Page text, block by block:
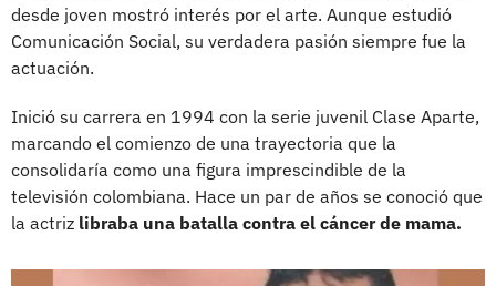
desde joven mostró interés por el arte. Aunque estudió
Comunicación Social, su verdadera pasión siempre fue la
actuación.
Inició su carrera en 1994 con la serie juvenil Clase Aparte,
marcando el comienzo de una trayectoria que la
consolidaría como una figura imprescindible de la
televisión colombiana. Hace un par de años se conoció que
la actriz libraba una batalla contra el cáncer de mama.